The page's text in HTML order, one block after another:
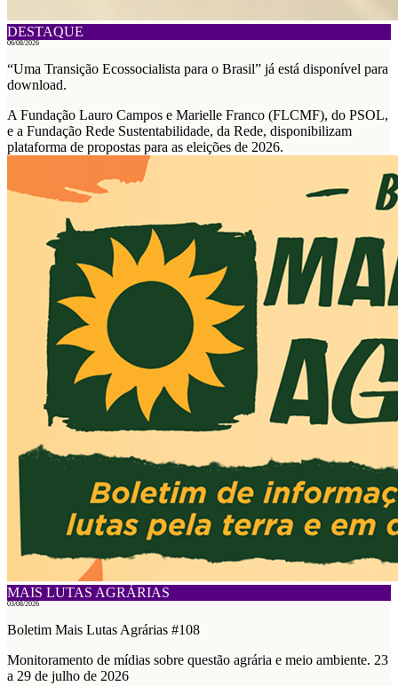
DESTAQUE
06/08/2026
“Uma Transição Ecossocialista para o Brasil” já está disponível para
download.
A Fundação Lauro Campos e Marielle Franco (FLCMF), do PSOL,
e a Fundação Rede Sustentabilidade, da Rede, disponibilizam
plataforma de propostas para as eleições de 2026.
MAIS LUTAS AGRÁRIAS
03/08/2026
Boletim Mais Lutas Agrárias #108
Monitoramento de mídias sobre questão agrária e meio ambiente. 23
a 29 de julho de 2026